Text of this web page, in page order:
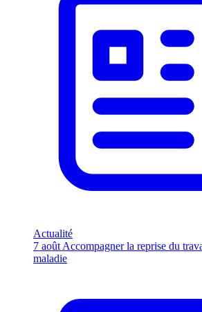
Actualité
7 août Accompagner la reprise du
maladie